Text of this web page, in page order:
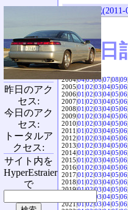
«前の日記
SVX日
2004|04|05|06|07|08|09|
2005|01|02|03|04|05|06|
2006|01|02|03|04|05|06|
2007|01|02|03|04|05|06|
2008|01|02|03|04|05|06|
2009|01|02|03|04|05|06|
2010|01|02|03|04|05|06|
2011|01|02|03|04|05|06|
2012|01|02|03|04|05|06|
2013|01|02|03|04|05|06|
2014|01|02|03|04|05|06|
2015|01|02|03|04|05|06|
2016|01|02|03|04|05|06|
2017|01|02|03|04|05|06|
2018|01|02|03|04|05|06|
2019|01|02|03|04|05|06|
03|04|05|06|
2021|01|02|03|04|05|06|
昨日のアク
セス:
今日のアク
セス:
トータルア
クセス:
サイト内を
HyperEstraier
で